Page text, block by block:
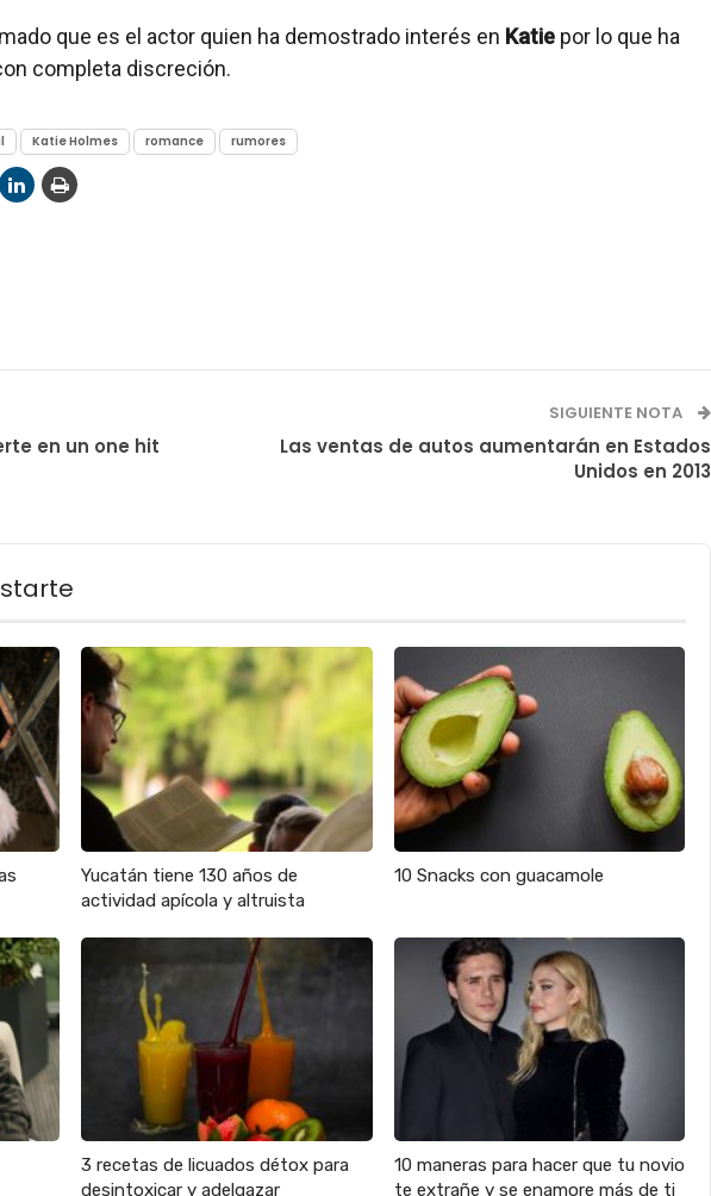
que es el actor quien ha demostrado interés en Katie por lo que ha
completa discreción.
Katie Holmes romance rumores
en un one hit
SIGUIENTE NOTA
Las ventas de autos aumentarán en Estados
Unidos en 2013
Yucatán tiene 130 años de
actividad apícola y altruista
10 Snacks con guacamole
3 recetas de licuados détox para
desintoxicar y adelgazar
10 maneras para hacer que tu novio
te extrañe y se enamore más de ti